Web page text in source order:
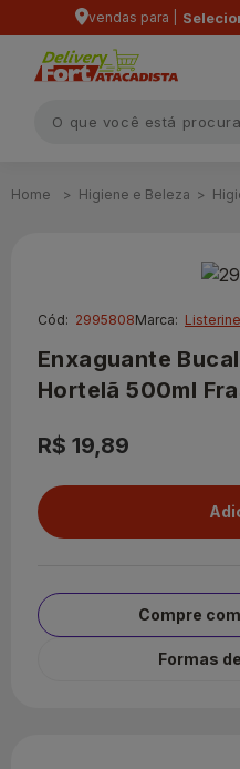
vendas para |
Higiene e Beleza
Cód: 2995808Marca: Listerine
Enxaguante
Hortelã 500ml
R$ 19,89
Compre
Formas